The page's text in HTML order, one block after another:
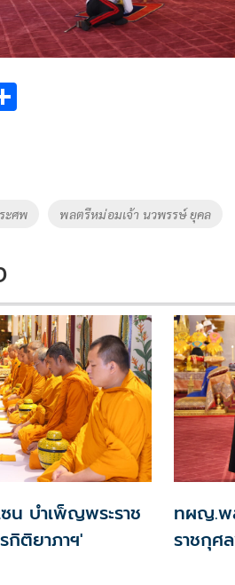
ะศพ พลตรีหม่อมเจ้า นวพรรษ์ ยุคล
น บำเพ็ญพระราช
กิติยาภาฯ'
ทผญ.พ
ราชกุศ